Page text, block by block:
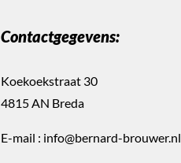
Contactgegevens:
Koekoekstraat 30
4815 AN Breda
E-mail : info@bernard-brouwer.nl